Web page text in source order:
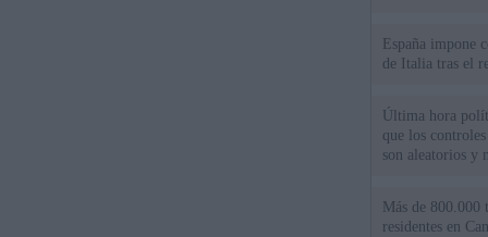
España impone
de Italia tras el
Última hora
que los
son aleatorios y
Más de 800.000
residentes en